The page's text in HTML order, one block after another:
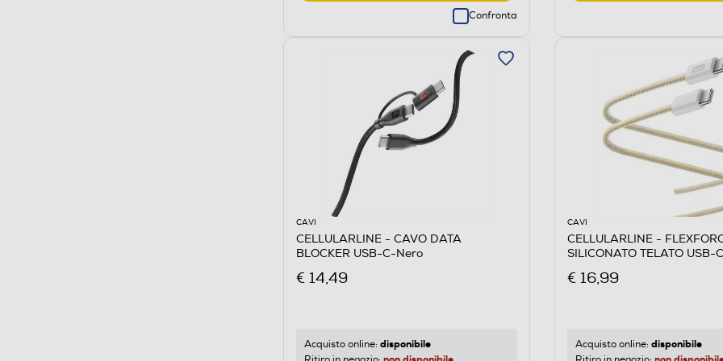
Confronta
CAVI
CELLULARLINE - CAVO DATA
BLOCKER USB-C-Nero
€ 14,49
Acquisto online: disponibile
CAVI
CELLULARLINE -
SILICONATO TELATO USB-
€ 16,99
Acquisto online: disponibile